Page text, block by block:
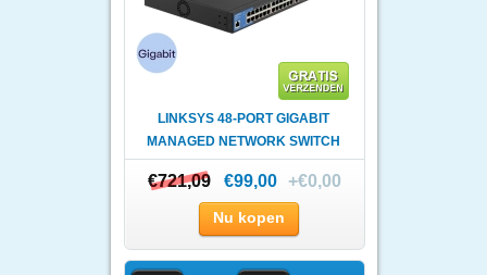
LINKSYS 48-PORT GIGABIT
MANAGED NETWORK SWITCH
WIT..
€721,09
€721,09 €99,00 +€0,00
Nu kopen